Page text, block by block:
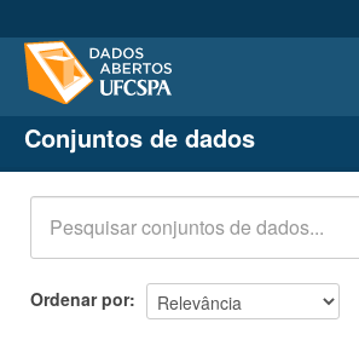
Conjuntos de dados
Organizações
Grupos
Sobre
Conjuntos de dados
Ordenar por